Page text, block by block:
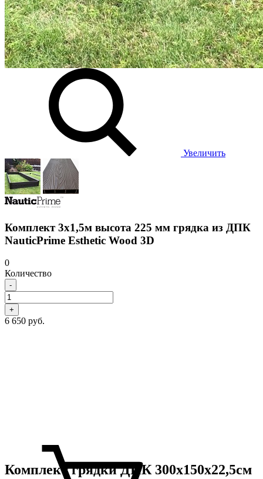
Увеличить
Комплект 3х1,5м высота 225 мм грядка из ДПК
NauticPrime Esthetic Wood 3D
0
Количество
-
+
6 650 руб.
Комплект грядки ДПК 300х150х22,5см